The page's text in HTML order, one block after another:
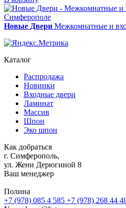
Новые Двери Межкомнатные и
Каталог
Распродажа
Новинки
Входные двери
Ламинат
Массив
Шпон
Эко шпон
Как добраться
г. Симферополь,
ул. Жени Дерюгиной 8
Ваш менеджер
Полина
+7 (978) 085 4 585 +7 (978) 268 44